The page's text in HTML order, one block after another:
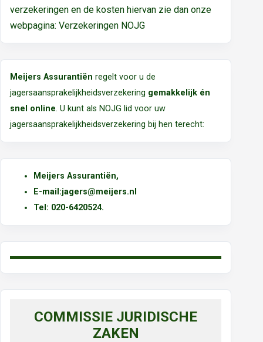
verzekeringen en de kosten hiervan zie dan onze
webpagina: Verzekeringen NOJG
Meijers Assurantiën regelt voor u de
jagersaansprakelijkheidsverzekering gemakkelijk én
snel online. U kunt als NOJG lid voor uw
jagersaansprakelijkheidsverzekering bij hen terecht:
Meijers Assurantiën,
E-mail:jagers@meijers.nl
Tel: 020-6420524.
COMMISSIE JURIDISCHE
ZAKEN